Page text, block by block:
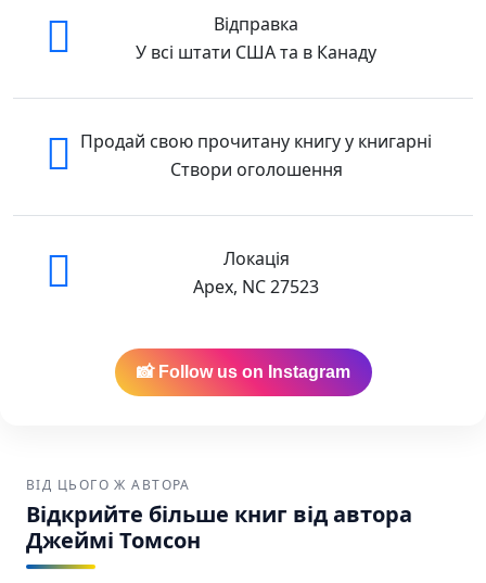
Юнацькі роки (Темний лорд #1) Джеймі
Томсон Темний лорд А-БА-БА-ГА-ЛА-МА-ГА
(9786175851913) 978-617-5851-91-3
Відправка
У всі штати США та в Канаду
Продай свою прочитану книгу у книгарні
Створи оголошення
Локація
Apex, NC 27523
📸 Follow us on Instagram
ВІД ЦЬОГО Ж АВТОРА
Відкрийте більше книг від автора
Джеймі Томсон